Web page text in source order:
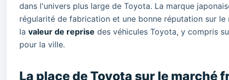
dans l'univers plus large de Toyota. La marque
régularité de fabrication et une bonne réputation sur
la valeur de reprise des véhicules Toyota, y compris
pour la ville.
La place de Toyota sur le marché